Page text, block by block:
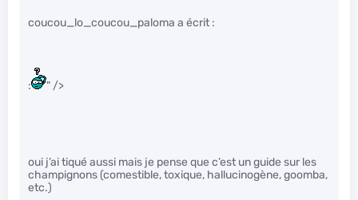
coucou_lo_coucou_paloma a écrit :
: " />
oui j’ai tiqué aussi mais je pense que c’est un guide sur les
champignons (comestible, toxique, hallucinogène, goomba,
etc.)